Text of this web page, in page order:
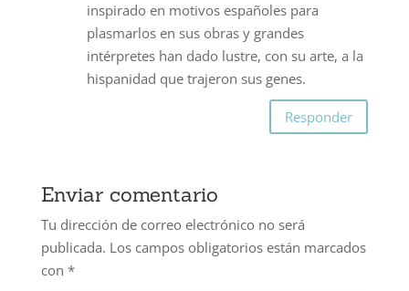
inspirado en motivos españoles para
plasmarlos en sus obras y grandes
intérpretes han dado lustre, con su arte, a la
hispanidad que trajeron sus genes.
Responder
Enviar comentario
Tu dirección de correo electrónico no será
publicada. Los campos obligatorios están marcados
con *